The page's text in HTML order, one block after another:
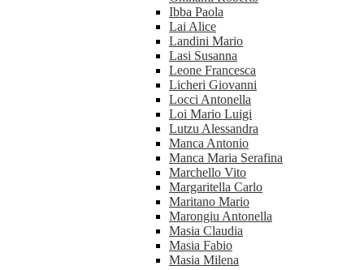
Ibba Paola
Lai Alice
Landini Mario
Lasi Susanna
Leone Francesca
Licheri Giovanni
Locci Antonella
Loi Mario Luigi
Lutzu Alessandra
Manca Antonio
Manca Maria Serafina
Marchello Vito
Margaritella Carlo
Maritano Mario
Marongiu Antonella
Masia Claudia
Masia Fabio
Masia Milena